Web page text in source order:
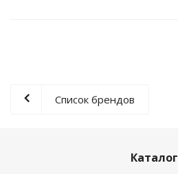
Список брендов
Каталог